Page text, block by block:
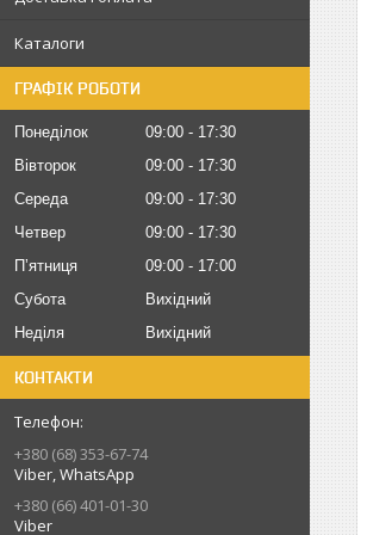
Каталоги
ГРАФІК РОБОТИ
Понеділок 09:00
17:30
Вівторок
09:00
17:30
Середа
09:00
17:30
Четвер
09:00
17:30
Пʼятниця
09:00
17:00
Субота
Вихідний
Неділя
Вихідний
КОНТАКТИ
+380 (68) 353-67-74
Viber, WhatsApp
+380 (66) 401-01-30
Viber